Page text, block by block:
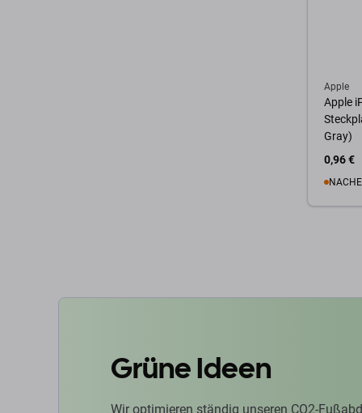
Apple
Apple
Gray)
0,96 €
Grüne Ideen
Wir optimieren ständig unseren CO2-